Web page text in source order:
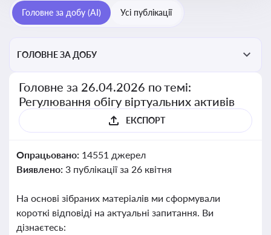
Головне за добу (AI) Усі публікації
ГОЛОВНЕ ЗА ДОБУ
Головне за 26.04.2026 по темі:
Регулювання обігу віртуальних активів
ЕКСПОРТ
Опрацьовано: 14551 джерел
Виявлено: 3 публікації за 26 квітня
На основі зібраних матеріалів ми сформували
короткі відповіді на актуальні запитання. Ви
дізнаєтесь: